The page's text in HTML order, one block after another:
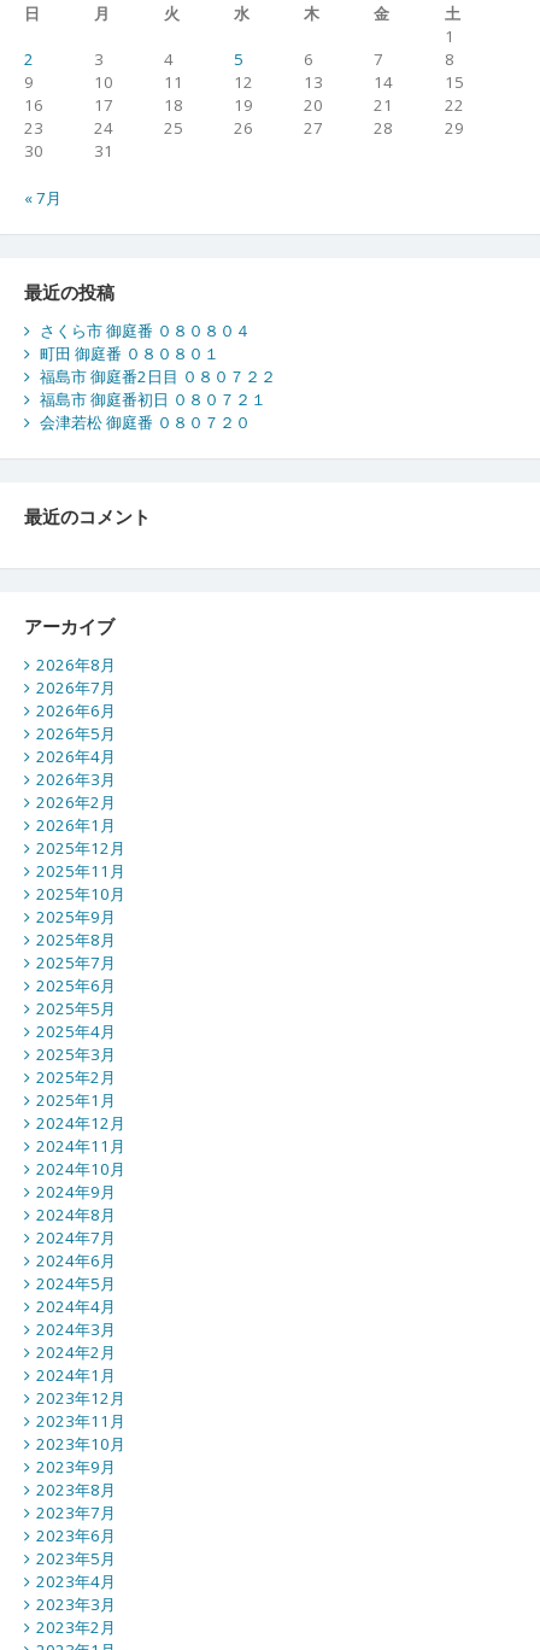
日
月 火 水 木 金
土
1
2
3 4 5 6 7
8
9
10 11 12 13 14
15
16
17 18 19 20 21
22
23
24 25 26 27 28
29
30
31
« 7月
最近の投稿
さくら市 御庭番 ０８０８０４
町田 御庭番 ０８０８０１
福島市 御庭番2日目 ０８０７２２
福島市 御庭番初日 ０８０７２１
会津若松 御庭番 ０８０７２０
最近のコメント
アーカイブ
2026年8月
2026年7月
2026年6月
2026年5月
2026年4月
2026年3月
2026年2月
2026年1月
2025年12月
2025年11月
2025年10月
2025年9月
2025年8月
2025年7月
2025年6月
2025年5月
2025年4月
2025年3月
2025年2月
2025年1月
2024年12月
2024年11月
2024年10月
2024年9月
2024年8月
2024年7月
2024年6月
2024年5月
2024年4月
2024年3月
2024年2月
2024年1月
2023年12月
2023年11月
2023年10月
2023年9月
2023年8月
2023年7月
2023年6月
2023年5月
2023年4月
2023年3月
2023年2月